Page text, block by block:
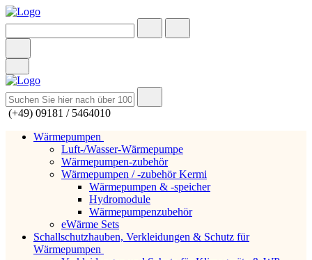
(+49) 09181 / 5464010
Wärmepumpen
Luft-/Wasser-Wärmepumpe
Wärmepumpen-zubehör
Wärmepumpen / -zubehör Kermi
Wärmepumpen & -speicher
Hydromodule
Wärmepumpenzubehör
eWärme Sets
Schallschutzhauben, Verkleidungen & Schutz für
Wärmepumpen